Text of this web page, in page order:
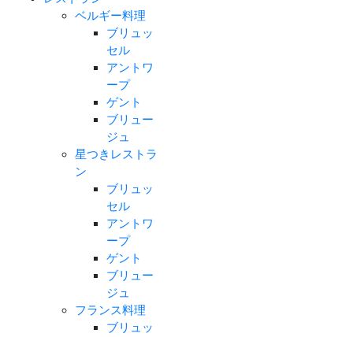
ベルギー料理
ブリュッ
セル
アントワ
ープ
ゲント
ブリュー
ジュ
星つきレストラ
ン
ブリュッ
セル
アントワ
ープ
ゲント
ブリュー
ジュ
フランス料理
ブリュッ